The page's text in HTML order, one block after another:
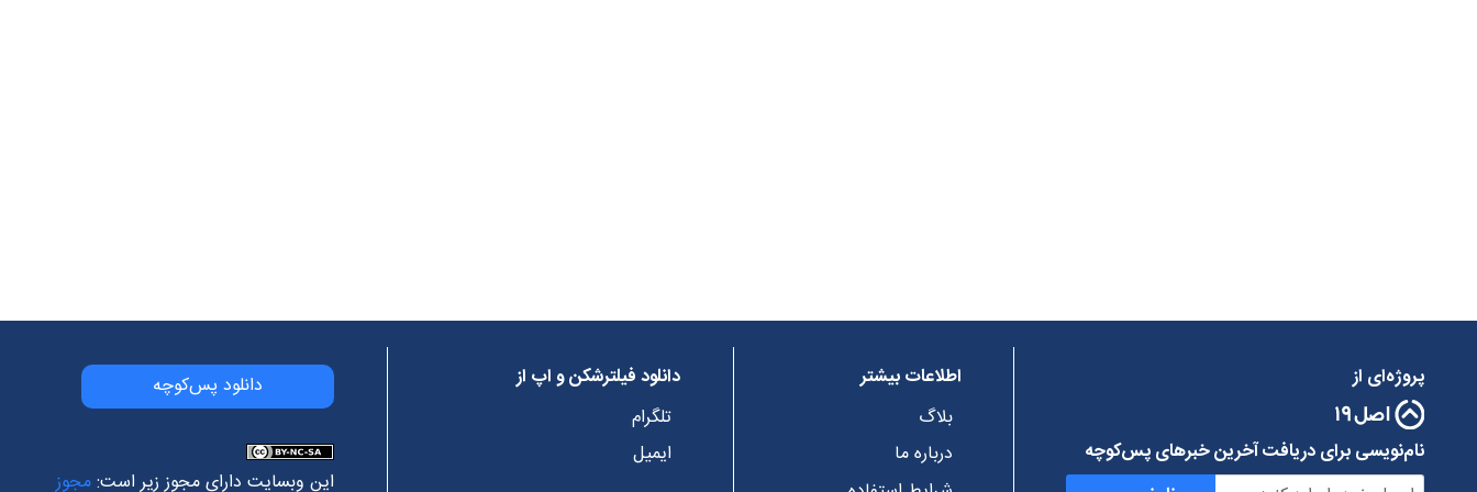
پروژه‌ای از
نام‌نویسی برای دریافت آخرین خبرهای پس‌کوچه
اطلاعات بیشتر
بلاگ
درباره ما
دانلود فیلترشکن و اپ از
تلگرام
ایمیل
دانلود پس‌کوچه
این وبسایت دارای مجوز زیر است:مجوز